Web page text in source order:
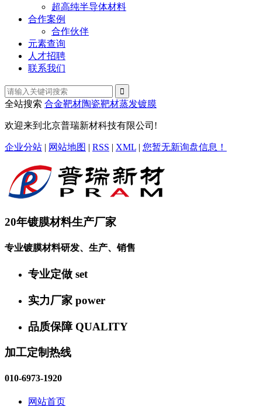
超高纯半导体材料
合作案例
合作伙伴
元素查询
人才招聘
联系我们
全站搜索 合金靶材陶瓷靶材蒸发镀膜
欢迎来到北京普瑞新材科技有限公司!
企业分站 | 网站地图 | RSS | XML | 您暂无新询盘信息！
20年镀膜材料生产厂家
专业镀膜材料研发、生产、销售
专业定做 set
实力厂家 power
品质保障 QUALITY
加工定制热线
010-6973-1920
网站首页